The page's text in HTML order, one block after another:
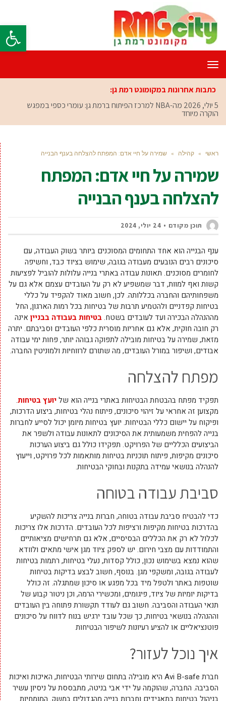
פתח
תפריט
כתבות אחרונות במקומונט רמת גן:
5 יולי, 2026
מה-NBA למרכז הפיתוח ברמת גן: עומרי כספי במפגש
הוקרה מיוחד
ראשי » קהילה » שמירה על חיי אדם: המפתח להצלחה בענף הבנייה
שמירה על חיי אדם: המפתח
להצלחה בענף הבנייה
תוכן מקודם 24 יולי, 2024
ענף הבנייה הוא אחד התחומים המסוכנים ביותר בשוק העבודה, עם
סיכונים רבים הנובעים מעבודה בגובה, שימוש בציוד כבד, וחשיפה
לחומרים מסוכנים. תאונות עבודה באתרי בנייה עלולות להוביל לפציעות
קשות ואף למוות, דבר שמשפיע לא רק על העובדים עצמם אלא גם על
משפחותיהם והחברה בכללותה. לכן, חשוב מאוד להקפיד על כללי
בטיחות קפדניים ולהטמיע תרבות של בטיחות בכל רמות הארגון, החל
מההנהלה הבכירה ועד לעובדים בשטח.בטיחות בעבודה בבניין אינה
רק חובה חוקית, אלא גם אחריות מוסרית כלפי העובדים וסביבתם. יתרה
מזאת, שמירה על בטיחות מובילה לתפוקה גבוהה יותר, פחות ימי עבודה
אבודים, ושיפור במורל העובדים, מה שתורם לרווחיות ולמוניטין החברה.
מפתח להצלחה
תפקיד מפתח בהבטחת הבטיחות באתרי בנייה הוא שליועץ בטיחות.
מקצוען זה אחראי על זיהוי סיכונים, פיתוח נהלי בטיחות, ביצוע הדרכות,
ופיקוח על יישום כללי הבטיחות. יועץ בטיחות מיומן יכול לסייע לחברות
בנייה להפחית משמעותית את הסיכונים לתאונות עבודה ולשפר את
הביצועים הכלליים של הפרויקט. תפקידו כולל גם ביצוע הערכות
סיכונים מקיפות, פיתוח תוכניות בטיחות מותאמות לכל פרויקט, וייעוץ
להנהלה בנושאי עמידה בתקנות ובחוקי הבטיחות.
סביבת עבודה בטוחה
כדי להבטיח סביבת עבודה בטוחה, חברות בנייה צריכות להשקיע
בהדרכות בטיחות מקיפות ורציפות לכל העובדים. הדרכות אלו צריכות
לכלול לא רק את הכללים הבסיסיים, אלא גם תרחישים מציאותיים
והתמודדות עם מצבי חירום. יש לספק ציוד מגן אישי מתאים ולוודא
שהוא נמצא בשימוש נכון, כולל קסדות, נעלי בטיחות, רתמות בטיחות
לעבודה בגובה, ומשקפי מגן. בנוסף, חשוב לבצע בדיקות בטיחות
שוטפות באתר ולטפל מיד בכל מפגע או סיכון שמתגלה. זה כולל
בדיקות יומיות של ציוד, פיגומים, ומכשירי הרמה, וכן ניטור קבוע של
תנאי העבודה והסביבה. חשוב גם לעודד תקשורת פתוחה בין העובדים
וההנהלה בנושאי בטיחות, כך שכל עובד ירגיש בנוח לדווח על סיכונים
פוטנציאליים או להציע רעיונות לשיפור הבטיחות
איך נוכל לעזור?
חברת Avi B-safe היא מובילה בתחום שירותי הבטיחות, האיכות ואיכות
הסביבה. החברה, שהוקמה על ידי אבי בניטה, מתבססת על ניסיון עשיר